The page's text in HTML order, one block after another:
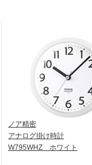
ノア精密
アナログ掛け時計
W795WHZ ホワイト